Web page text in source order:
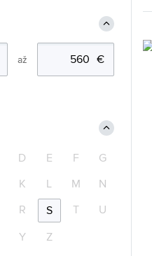
až
D E F
G
K L M
N
R S T
U
Y Z